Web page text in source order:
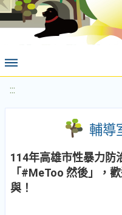
:::
輔導
114年高雄市性暴力防
「#MeToo 然後」，
與！